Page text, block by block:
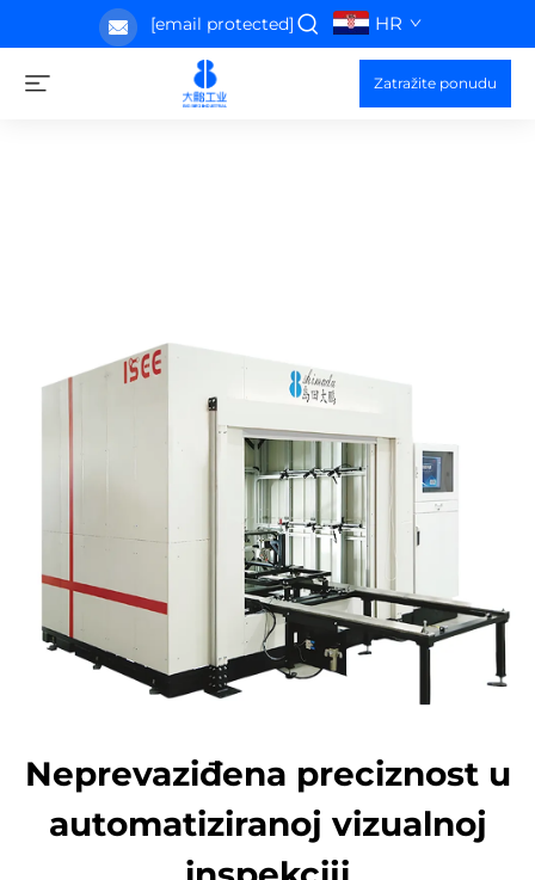
[email protected] HR
Zatražite ponudu
Neprevaziđena preciznost u
automatiziranoj vizualnoj